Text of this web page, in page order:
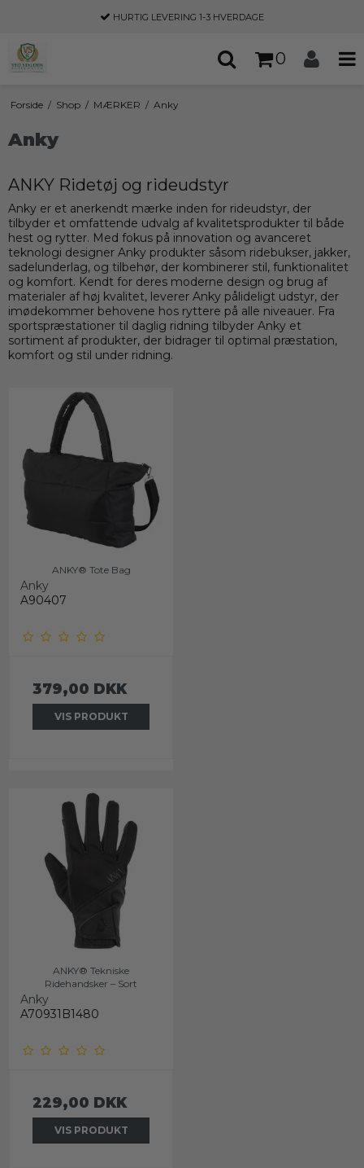
30 DAGES
0
Forside / Shop / MÆRKER / Anky
Anky
ANKY Ridetøj og rideudstyr
Anky er et anerkendt mærke inden for rideudstyr, der
tilbyder et omfattende udvalg af kvalitetsprodukter til både
hest og rytter. Med fokus på innovation og avanceret
teknologi designer Anky produkter såsom ridebukser, jakker,
sadelunderlag, og tilbehør, der kombinerer stil, funktionalitet
og komfort. Kendt for deres moderne design og brug af
materialer af høj kvalitet, leverer Anky pålideligt udstyr, der
imødekommer behovene hos ryttere på alle niveauer. Fra
sportspræstationer til daglig ridning tilbyder Anky et
sortiment af produkter, der bidrager til optimal præstation,
komfort og stil under ridning.
ANKY® Tote Bag
Anky
A90407
379,00 DKK
VIS PRODUKT
ANKY® Tekniske
Ridehandsker – Sort
Anky
A70931B1480
229,00 DKK
VIS PRODUKT